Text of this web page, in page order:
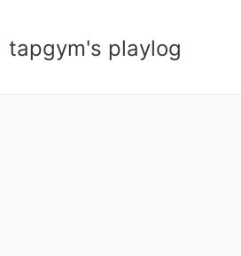
tapgym's playlog